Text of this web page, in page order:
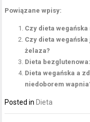
Powiązane wpisy:
Czy dieta wegańska
Czy dieta
żelaza?
Dieta
Dieta wegańska a
niedoborem
Posted in Dieta